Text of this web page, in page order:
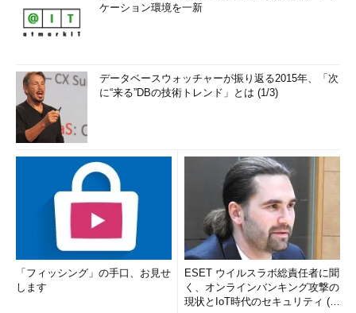
ケーション環境を一新
データベースウォッチャーが振り返る2015年、「次
に“来る”DBの技術トレンド」とは (1/3)
「フィッシング」の手口、お見せ
します
ESET ウイルスラボ総責任者に聞
く、オンラインバンキング攻撃の
現状とIoT時代のセキュリティ (1/